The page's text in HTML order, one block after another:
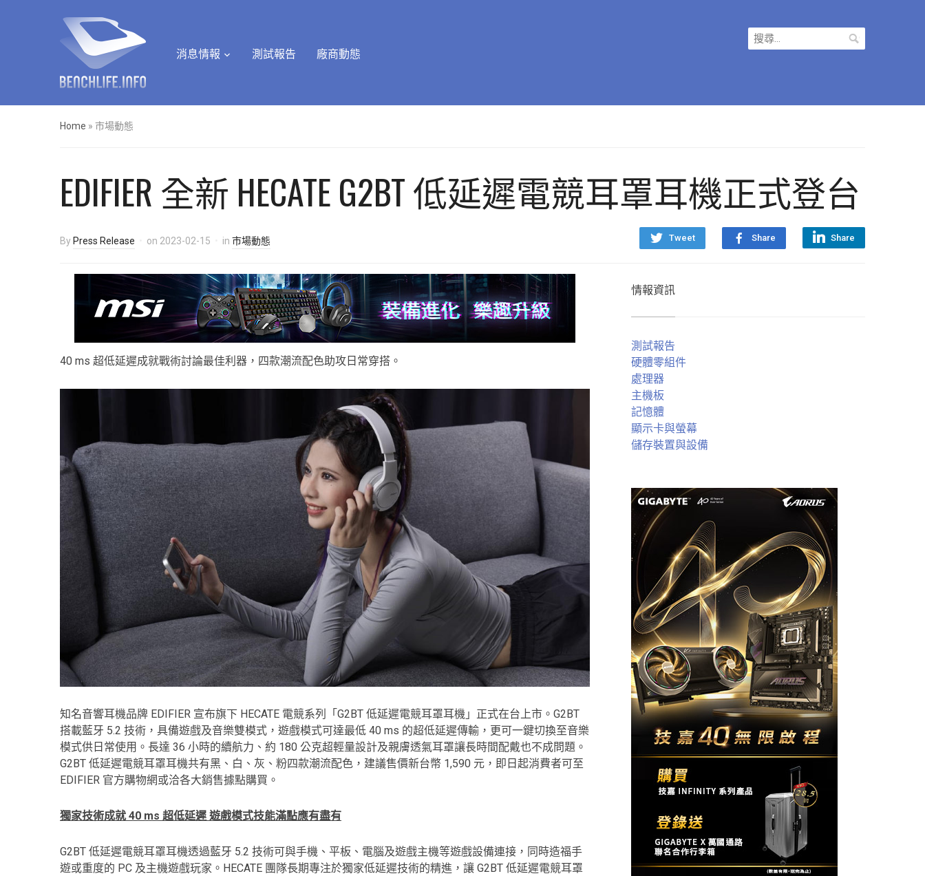
消息情報 測試報告 廠商動態
搜
尋
Home » 市場動態
EDIFIER 全新 HECATE G2BT 低延遲電競耳罩耳機正式登台
Tweet Share Share
By Press Release on 2023-02-15 in 市場動態
40 ms 超低延遲成就戰術討論最佳利器，四款潮流配色助攻日常穿搭。
知名音響耳機品牌 EDIFIER 宣布旗下 HECATE 電競系列「G2BT 低延遲電競耳罩耳機」正式在台上市。G2BT
搭載藍牙 5.2 技術，具備遊戲及音樂雙模式，遊戲模式可達最低 40 ms 的超低延遲傳輸，更可一鍵切換至音樂
模式供日常使用。長達 36 小時的續航力、約 180 公克超輕量設計及親膚透氣耳罩讓長時間配戴也不成問題。
G2BT 低延遲電競耳罩耳機共有黑、白、灰、粉四款潮流配色，建議售價新台幣 1,590 元，即日起消費者可至
EDIFIER 官方購物網或洽各大銷售據點購買。
獨家技術成就 40 ms 超低延遲 遊戲模式技能滿點應有盡有
G2BT 低延遲電競耳罩耳機透過藍牙 5.2 技術可與手機、平板、電腦及遊戲主機等遊戲設備連接，同時造福手
遊或重度的 PC 及主機遊戲玩家。HECATE 團隊長期專注於獨家低延遲技術的精進，讓 G2BT 低延遲電競耳罩
情報資訊
測試報告
硬體零組件
處理器
主機板
記憶體
顯示卡與螢幕
儲存裝置與設備